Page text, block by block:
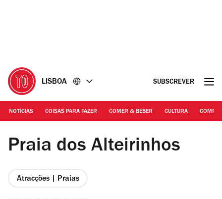
LISBOA SUBSCREVER
NOTÍCIAS COISAS PARA FAZER COMER & BEBER CULTURA
© DR | Praia dos Alteirinhos
Praia dos Alteirinhos
Atracções | Praias